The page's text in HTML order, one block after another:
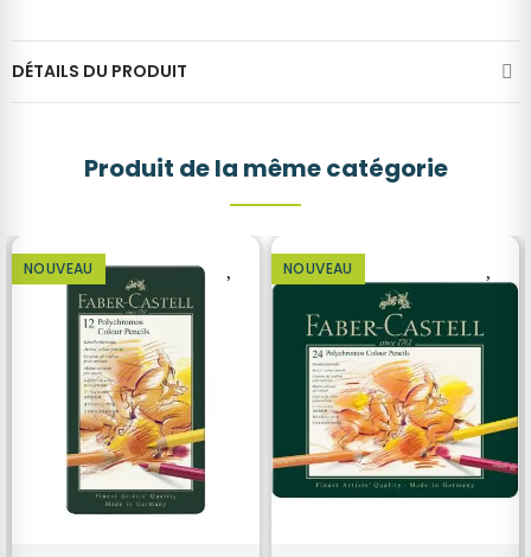
DÉTAILS DU PRODUIT
Produit de la même catégorie
NOUVEAU NOUVEAU